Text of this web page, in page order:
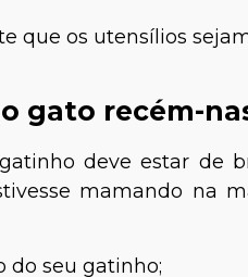
que os utensílios
gato recém-
deve estar de
mamando na
do seu gatinho;